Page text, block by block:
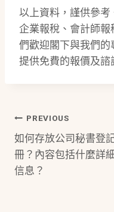
以上資料，謹供參考
企業報稅、會計師
們歡迎閣下與我們
提供免費的報價及諮
Post
Navigation
PREVIOUS
如何存放公司秘書登
冊？內容包括什麼詳細
信息？